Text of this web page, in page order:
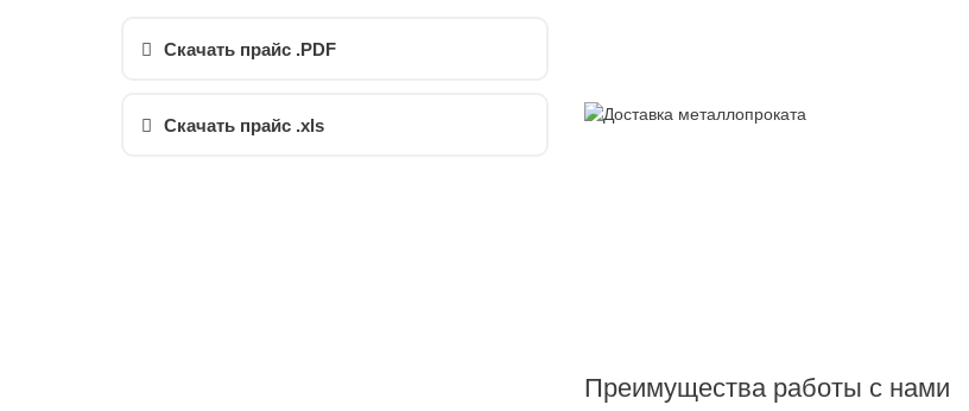
Скачать прайс .PDF
Скачать прайс .xls
Преимущества работы с нами